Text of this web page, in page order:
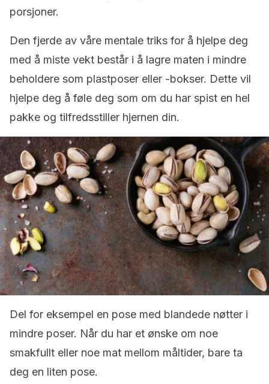
porsjoner.
Den fjerde av våre mentale triks for å hjelpe deg
med å miste vekt består i å lagre maten i mindre
beholdere som plastposer eller -bokser. Dette vil
hjelpe deg å føle deg som om du har spist en hel
pakke og tilfredsstiller hjernen din.
Del for eksempel en pose med blandede nøtter i
mindre poser. Når du har et ønske om noe
smakfullt eller noe mat mellom måltider, bare ta
deg en liten pose.